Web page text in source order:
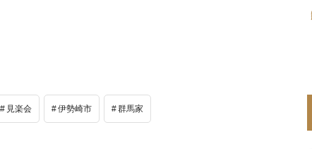
見楽会 伊勢崎市 群馬家